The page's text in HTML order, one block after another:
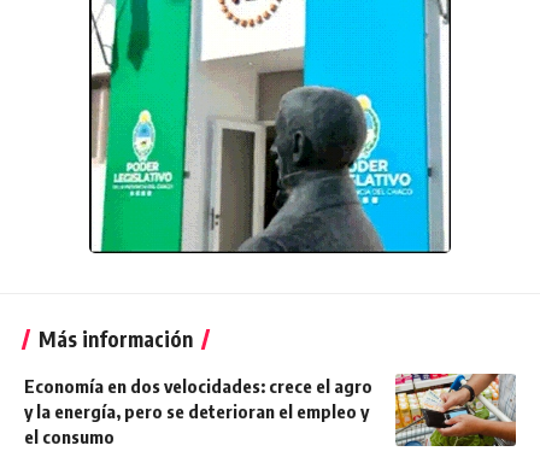
Más información
Economía en dos velocidades: crece el agro
y la energía, pero se deterioran el empleo y
el consumo